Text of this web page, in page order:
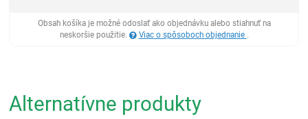
Obsah košíka je možné odoslať ako objednávku alebo stiahnuť na
neskoršie použitie.
Viac o spôsoboch objednanie .
Alternatívne produkty